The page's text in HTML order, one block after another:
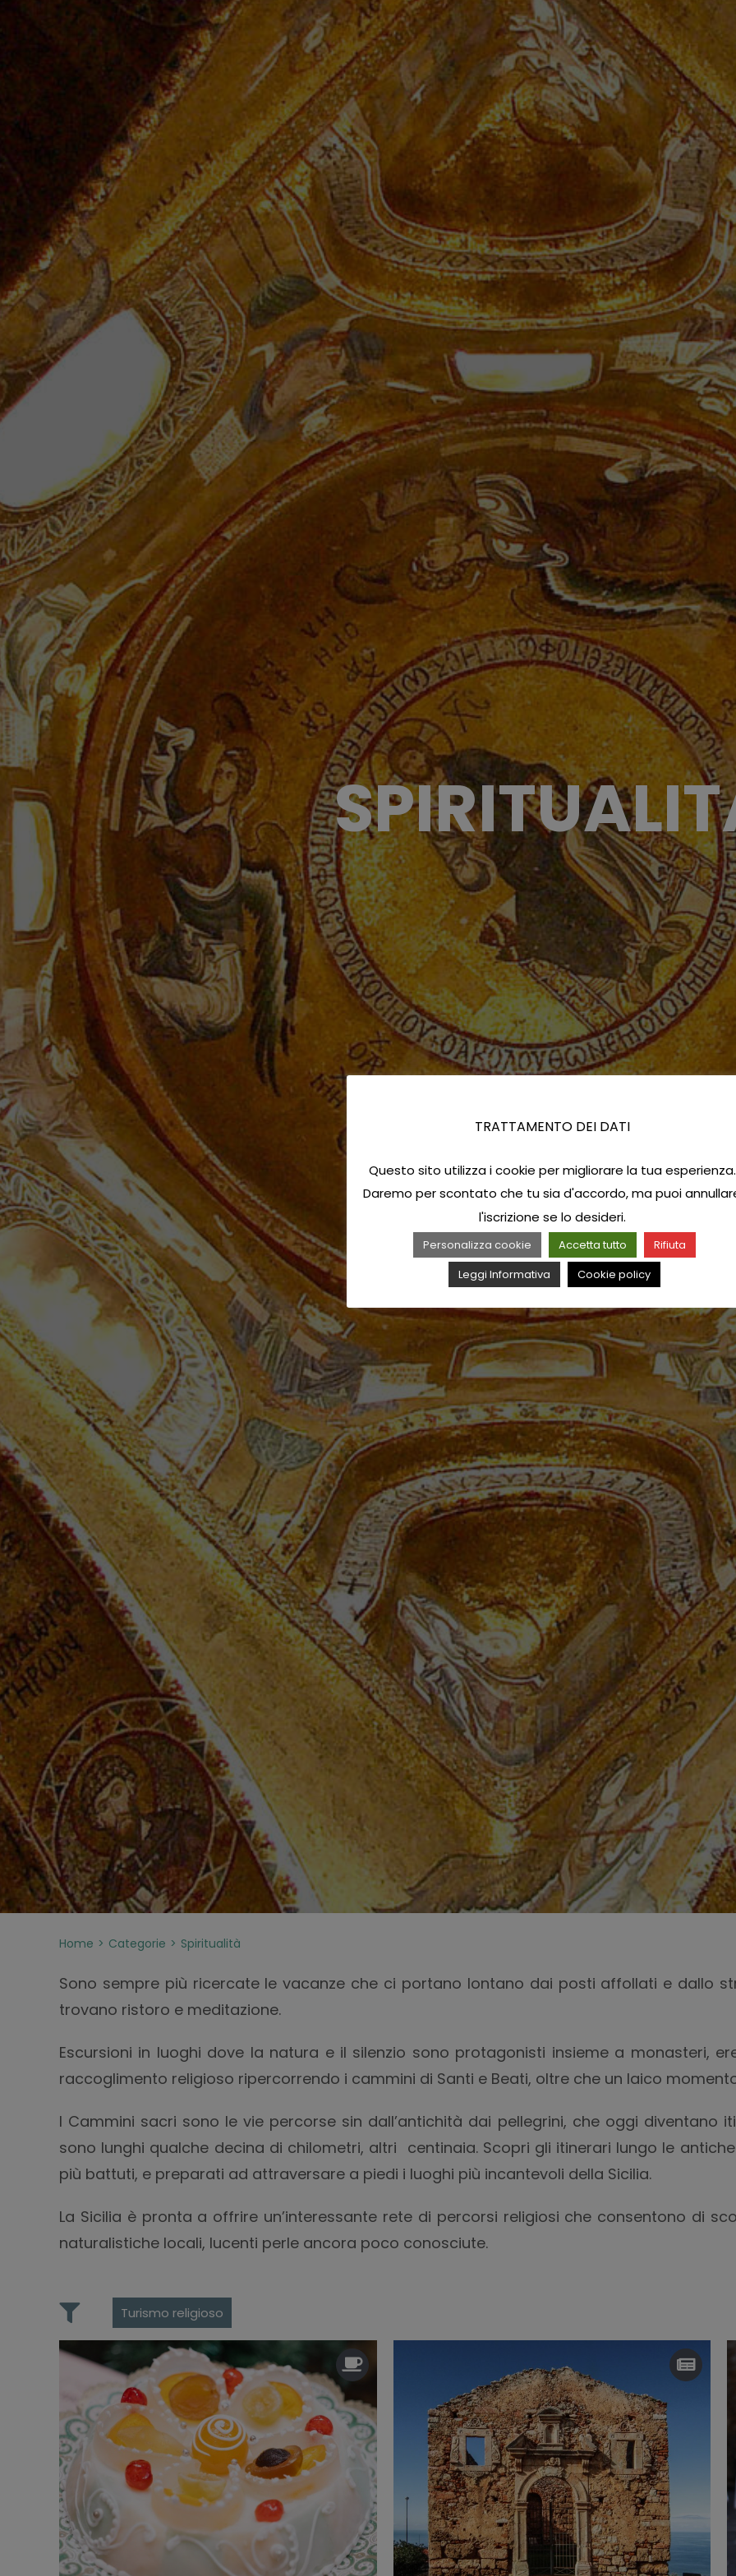
Home Categorie Spiritualità
Sono sempre più ricercate le vacanze che ci portano lontano dai posti affollati e dallo
trovano ristoro e meditazione.
Escursioni in luoghi dove la natura e il silenzio sono protagonisti insieme a monasteri,
raccoglimento religioso ripercorrendo i cammini di Santi e Beati, oltre che un laico
I Cammini sacri sono le vie percorse sin dall’antichità dai pellegrini, che oggi diventano
sono lunghi qualche decina di chilometri, altri centinaia. Scopri gli itinerari lungo le
più battuti, e preparati ad attraversare a piedi i luoghi più incantevoli della Sicilia.
La Sicilia è pronta a offrire un’interessante rete di percorsi religiosi che consentono di
naturalistiche locali, lucenti perle ancora poco conosciute.
Turismo religioso
TRATTAMENTO DEI DATI
Questo sito utilizza i cookie per migliorare la tua esperienza.
Daremo per scontato che tu sia d'accordo, ma puoi
l'iscrizione se lo desideri.
Personalizza cookie Accetta tutto
Rifiuta
Leggi Informativa
Cookie policy